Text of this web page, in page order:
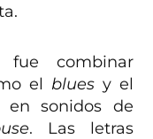
combinar
el bluesy el
sonidos de
. Las letras